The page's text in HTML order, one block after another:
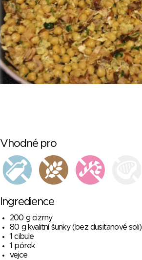
Vhodné pro
Ingredience
200 g cizrny
80 g kvalitní šunky (bez dusitanové soli)
1 cibule
1 pórek
vejce